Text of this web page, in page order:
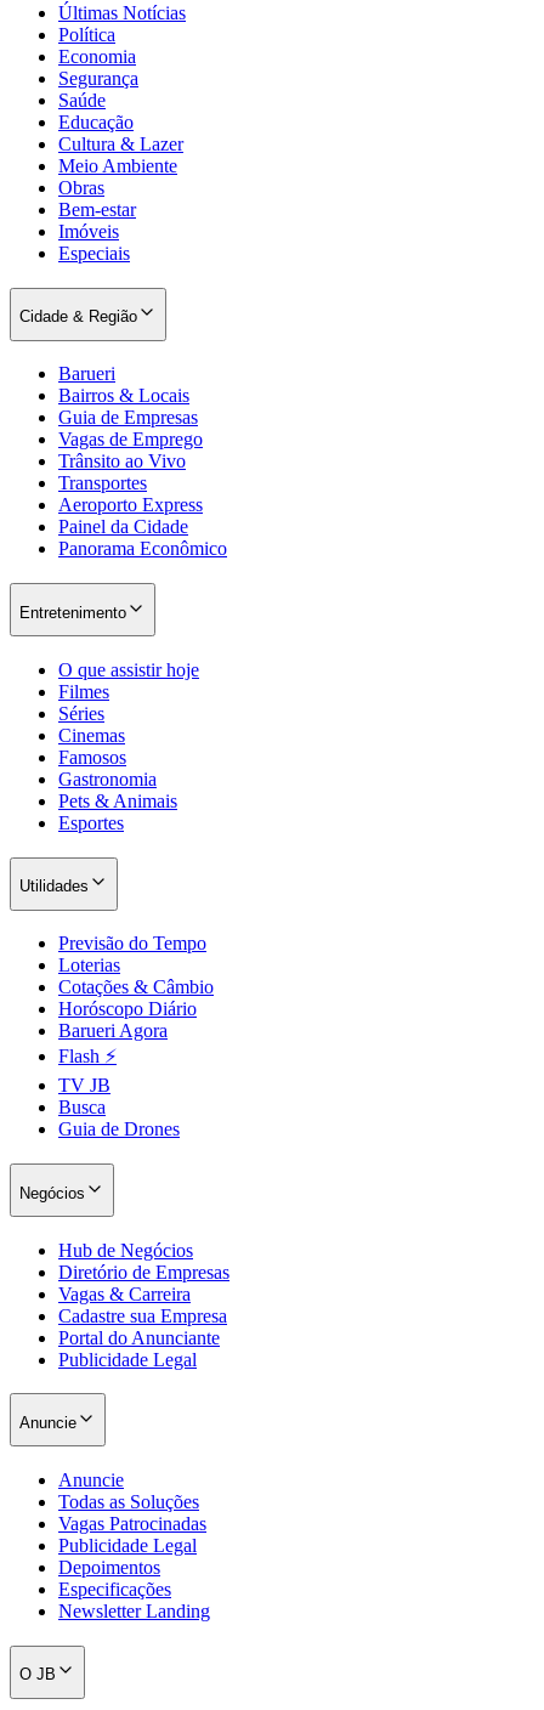
São Paulo
Santos
Últimas Notícias
Política
Economia
Segurança
Saúde
Educação
Cultura & Lazer
Meio Ambiente
Obras
Bem-estar
Imóveis
Especiais
Cidade & Região
Barueri
Bairros & Locais
Guia de Empresas
Vagas de Emprego
Trânsito ao Vivo
Transportes
Aeroporto Express
Painel da Cidade
Panorama Econômico
Entretenimento
O que assistir hoje
Filmes
Séries
Cinemas
Famosos
Gastronomia
Pets & Animais
Esportes
Utilidades
Previsão do Tempo
Loterias
Cotações & Câmbio
Horóscopo Diário
Barueri Agora
Flash ⚡
TV JB
Busca
Guia de Drones
Negócios
Hub de Negócios
Diretório de Empresas
Vagas & Carreira
Cadastre sua Empresa
Portal do Anunciante
Publicidade Legal
Anuncie
Anuncie
Todas as Soluções
Vagas Patrocinadas
Publicidade Legal
Depoimentos
Especificações
Newsletter Landing
O JB